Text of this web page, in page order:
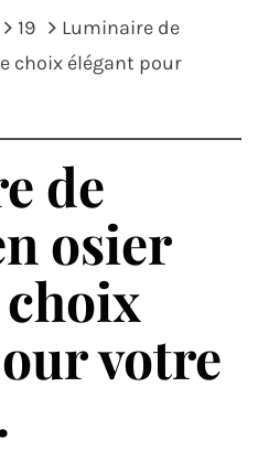
19
Luminaire de
choix élégant pour
de
osier
votre